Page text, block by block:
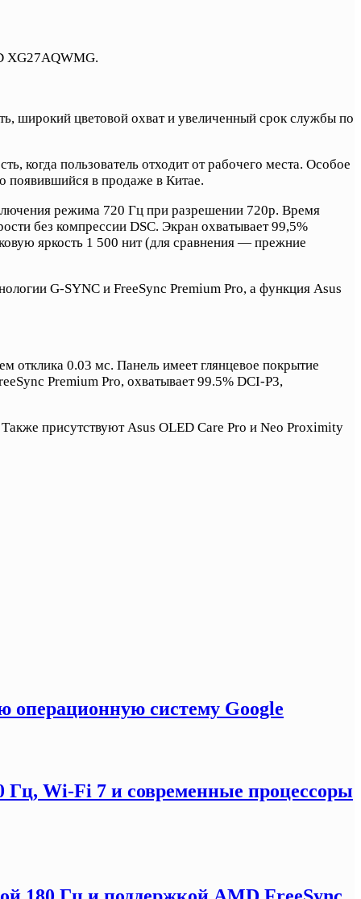
XG27AQWMG.
широкий цветовой охват и увеличенный срок службы по
когда пользователь отходит от рабочего места. Особое
появившийся в продаже в Китае.
режима 720 Гц при разрешении 720p. Время
без компрессии DSC. Экран охватывает 99,5%
яркость 1 500 нит (для сравнения — прежние
G-SYNC и FreeSync Premium Pro, а функция Asus
0.03 мс. Панель имеет глянцевое покрытие
Premium Pro, охватывает 99.5% DCI-P3,
присутствуют Asus OLED Care Pro и Neo Proximity
операционную систему Google
Гц, Wi-Fi 7 и современные процессоры